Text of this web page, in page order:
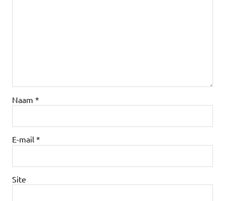
Naam *
E-mail *
Site